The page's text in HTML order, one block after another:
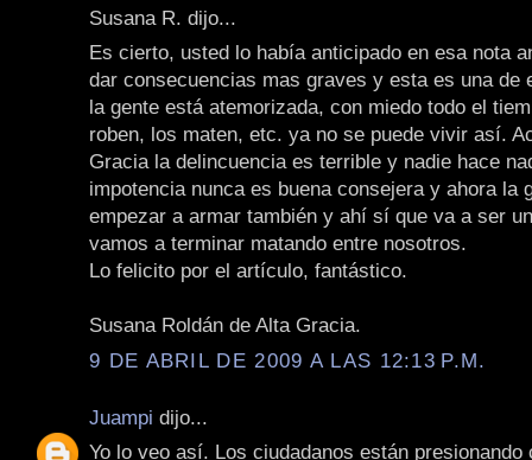
Susana R. dijo...
Es cierto, usted lo había anticipado en esa nota
dar consecuencias mas graves y esta es una de
la gente está atemorizada, con miedo todo el
roben, los maten, etc. ya no se puede vivir así.
Gracia la delincuencia es terrible y nadie hace
impotencia nunca es buena consejera y ahora la
empezar a armar también y ahí sí que va a ser
vamos a terminar matando entre nosotros.
Lo felicito por el artículo, fantástico.
Susana Roldán de Alta Gracia.
9 DE ABRIL DE 2009 A LAS 12:13 P.M.
Juampi dijo...
Yo lo veo así. Los ciudadanos están presionando